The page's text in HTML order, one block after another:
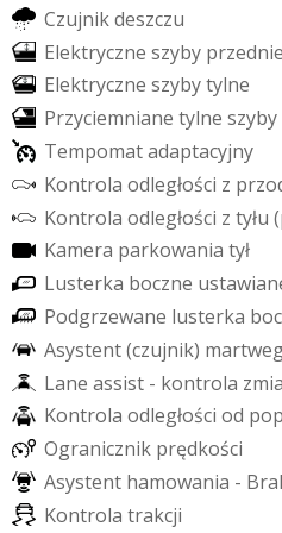
Czujnikdeszczu
Elektryczne szyby przednie
Elektryczne szybytylne
Przyciemniane tylne szyby
Tempomatadaptacyjny
Kontrola odległości z przo
Kontrola odległości z tyłu (
Kamera parkowania tył
Lusterka boczne ustawian
Podgrzewane lusterka boc
Asystent(czujnik) martwe
Lane assist - kontrola zmia
Kontrola odległości od pop
Ogranicznik prędkości
Asystent hamowania - Bra
Kontrola trakcji